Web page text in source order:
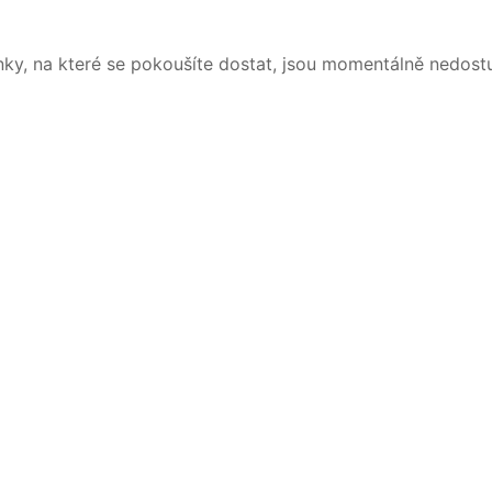
na které se pokoušíte dostat, jsou momentálně